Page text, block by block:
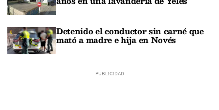
Detenido el conductor sin carné que
mató a madre e hija en Novés